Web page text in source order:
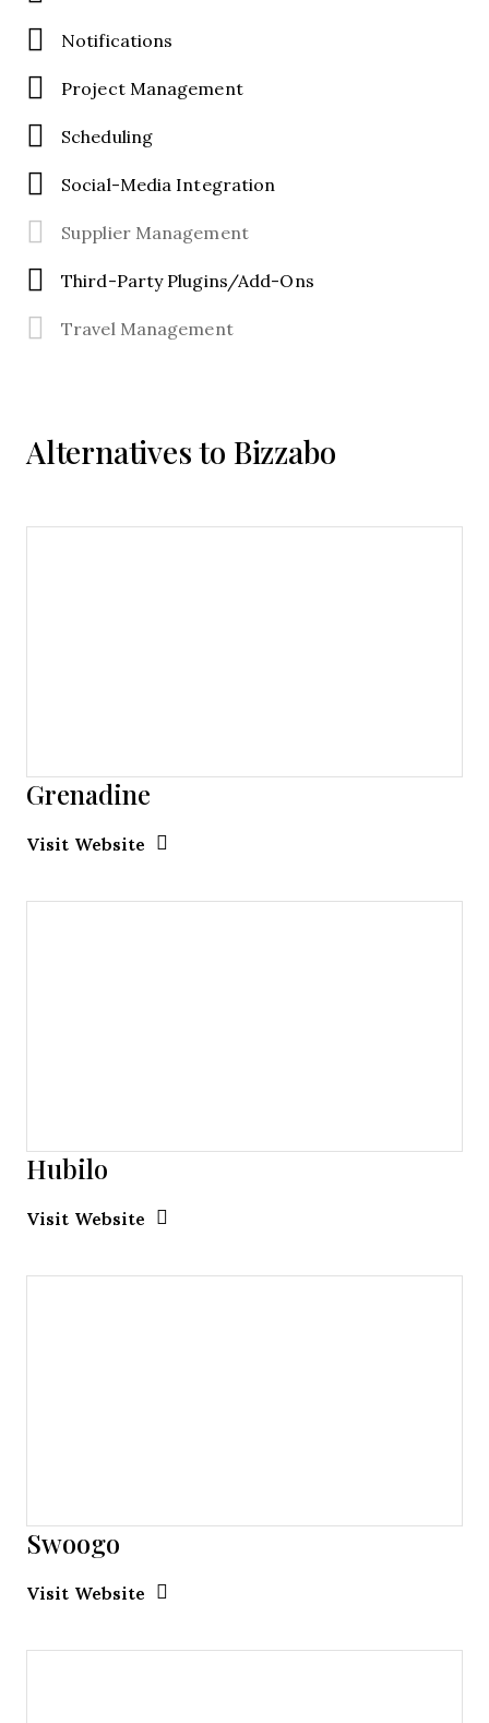
Notifications
Project Management
Scheduling
Social-Media Integration
Supplier Management
Third-Party Plugins/Add-Ons
Travel Management
Alternatives to Bizzabo
Grenadine
Visit Website Opens New Window
Hubilo
Visit Website Opens New Window
Swoogo
Visit Website Opens New Window